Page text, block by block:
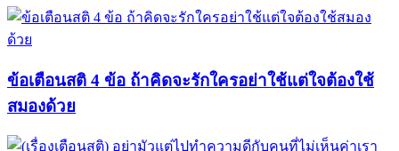
ข้อเตือนสติ 4 ข้อ ถ้าคิดจะรักใครอย่าใช้แต่ใจต้องใช้
สมองด้วย